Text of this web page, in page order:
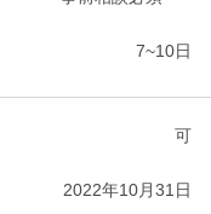
7~10日
可
2022年10月31日